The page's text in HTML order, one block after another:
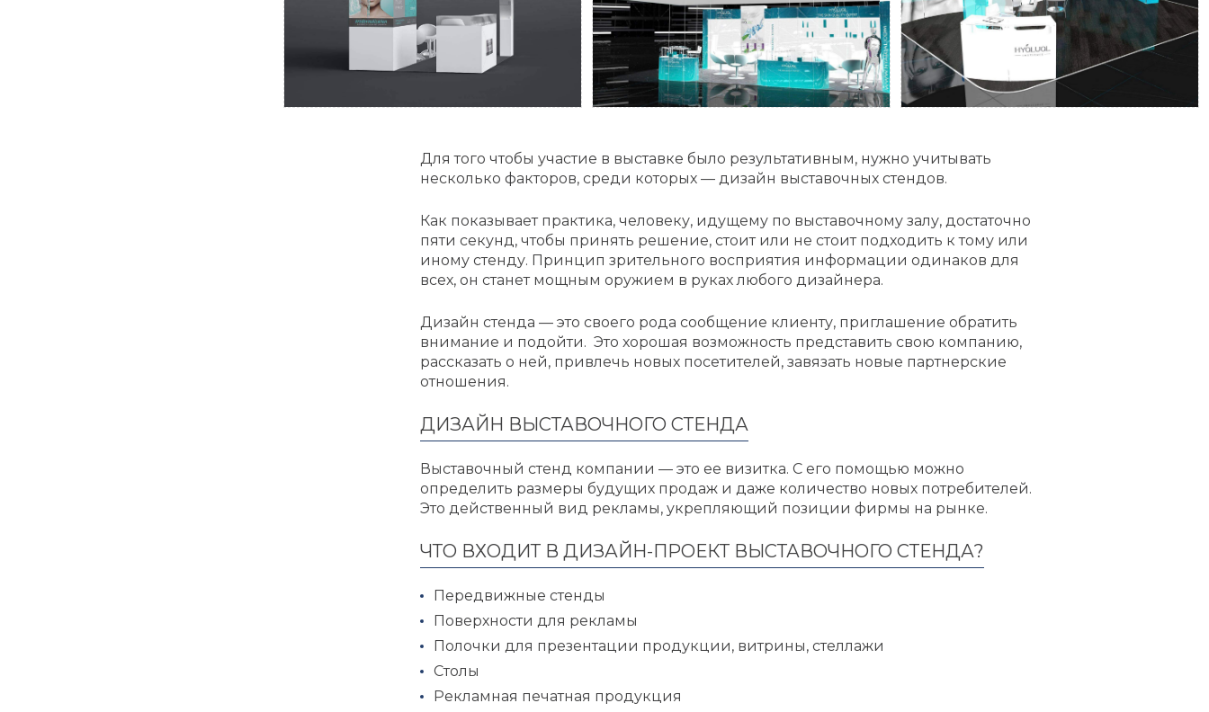
Для того чтобы участие в выставке было результативным, нужно учитывать
несколько факторов, среди которых — дизайн выставочных стендов.
Как показывает практика, человеку, идущему по выставочному залу, достаточно
пяти секунд, чтобы принять решение, стоит или не стоит подходить к тому или
иному стенду. Принцип зрительного восприятия информации одинаков для
всех, он станет мощным оружием в руках любого дизайнера.
Дизайн стенда — это своего рода сообщение клиенту, приглашение обратить
внимание и подойти. Это хорошая возможность представить свою компанию,
рассказать о ней, привлечь новых посетителей, завязать новые партнерские
отношения.
ДИЗАЙН ВЫСТАВОЧНОГО СТЕНДА
Выставочный стенд компании — это ее визитка. С его помощью можно
определить размеры будущих продаж и даже количество новых потребителей.
Это действенный вид рекламы, укрепляющий позиции фирмы на рынке.
ЧТО ВХОДИТ В ДИЗАЙН-ПРОЕКТ ВЫСТАВОЧНОГО СТЕНДА?
Передвижные стенды
Поверхности для рекламы
Полочки для презентации продукции, витрины, стеллажи
Столы
Рекламная печатная продукция